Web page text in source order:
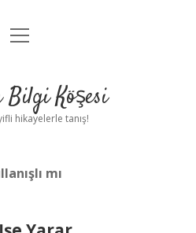
Anasayfa
Uyarı
menüyü
Köşesi
hikayelerle tanış!
mı